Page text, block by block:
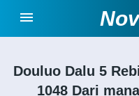
Douluo Dalu 5
1048 Dari